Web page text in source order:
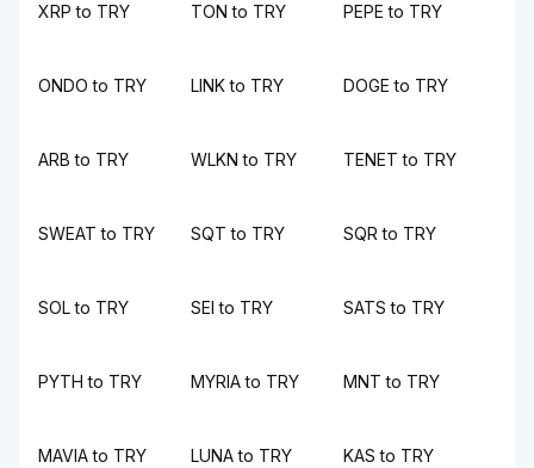
XRP to TRY TON to TRY PEPE to TRY
ONDO to TRY LINK to TRY DOGE to TRY
ARB to TRY WLKN to TRY TENET to TRY
SWEAT to TRY SQT to TRY SQR to TRY
SOL to TRY SEI to TRY SATS to TRY
PYTH to TRY MYRIA to TRY MNT to TRY
MAVIA to TRY LUNA to TRY KAS to TRY